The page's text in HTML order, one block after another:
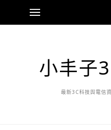
小丰子
最新3C科技與電信